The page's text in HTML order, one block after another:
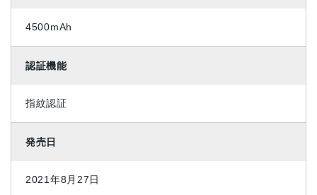
4500mAh
認証機能
指紋認証
発売日
2021年8月27日